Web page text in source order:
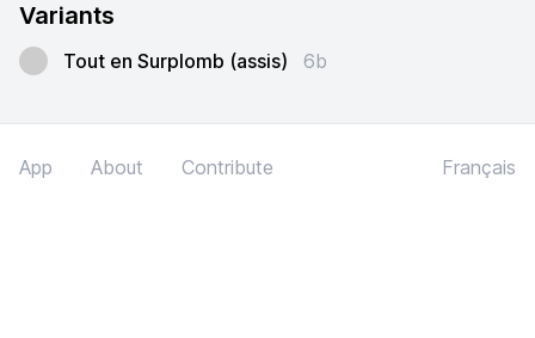
Variants
Tout en Surplomb (assis) 6b
App About Contribute Français